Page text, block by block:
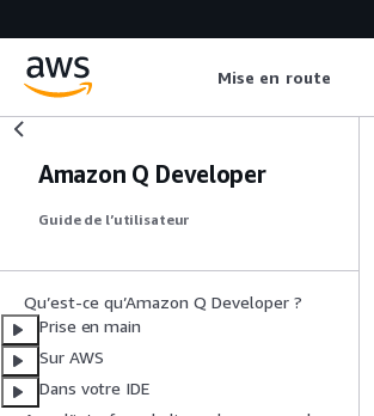
Mise en route
Amazon Q Developer
Guide de l’utilisateur
Qu’est-ce qu’Amazon Q Developer ?
Prise en main
Sur AWS
Dans votre IDE